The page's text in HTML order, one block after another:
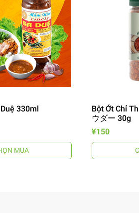
330ml
MUA
Bột Ớt Chỉ
ウダー 30g
¥150